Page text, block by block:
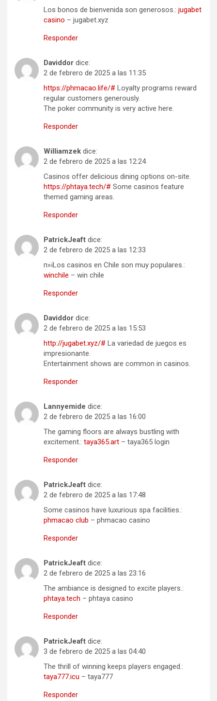
Los bonos de bienvenida son generosos.: jugabet
casino – jugabet.xyz
Responder
Daviddor dice:
2 de febrero de 2025 a las 11:35
https://phmacao.life/# Loyalty programs reward
regular customers generously.
The poker community is very active here.
Responder
Williamzek dice:
2 de febrero de 2025 a las 12:24
Casinos offer delicious dining options on-site.
https://phtaya.tech/# Some casinos feature
themed gaming areas.
Responder
PatrickJeaft dice:
2 de febrero de 2025 a las 12:33
п»їLos casinos en Chile son muy populares.:
winchile – win chile
Responder
Daviddor dice:
2 de febrero de 2025 a las 15:53
http://jugabet.xyz/# La variedad de juegos es
impresionante.
Entertainment shows are common in casinos.
Responder
Lannyemide dice:
2 de febrero de 2025 a las 16:00
The gaming floors are always bustling with
excitement.: taya365.art – taya365 login
Responder
PatrickJeaft dice:
2 de febrero de 2025 a las 17:48
Some casinos have luxurious spa facilities.:
phmacao club – phmacao casino
Responder
PatrickJeaft dice:
2 de febrero de 2025 a las 23:16
The ambiance is designed to excite players.:
phtaya.tech – phtaya casino
Responder
PatrickJeaft dice:
3 de febrero de 2025 a las 04:40
The thrill of winning keeps players engaged.:
taya777.icu – taya777
Responder